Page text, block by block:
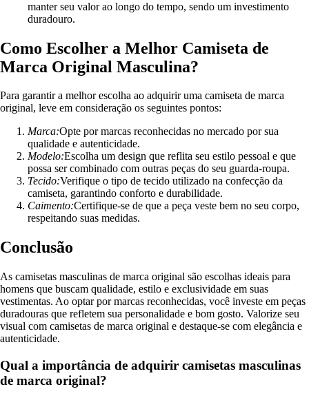
manter seu valor ao longo do tempo, sendo um investimento
duradouro.
Como Escolher a Melhor Camiseta de
Marca Original Masculina?
Para garantir a melhor escolha ao adquirir uma camiseta de marca
original, leve em consideração os seguintes pontos:
Marca:Opte por marcas reconhecidas no mercado por sua
qualidade e autenticidade.
Modelo:Escolha um design que reflita seu estilo pessoal e que
possa ser combinado com outras peças do seu guarda-roupa.
Tecido:Verifique o tipo de tecido utilizado na confecção da
camiseta, garantindo conforto e durabilidade.
Caimento:Certifique-se de que a peça veste bem no seu corpo,
respeitando suas medidas.
Conclusão
As camisetas masculinas de marca original são escolhas ideais para
homens que buscam qualidade, estilo e exclusividade em suas
vestimentas. Ao optar por marcas reconhecidas, você investe em peças
duradouras que refletem sua personalidade e bom gosto. Valorize seu
visual com camisetas de marca original e destaque-se com elegância e
autenticidade.
Qual a importância de adquirir camisetas masculinas
de marca original?